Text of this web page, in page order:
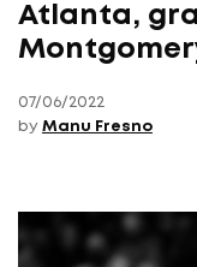
Atlanta,
07/06/2022
by Manu Fresno